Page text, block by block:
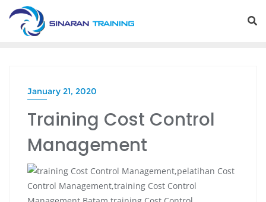
Skip
content
January 21, 2020
Training Cost Control
Management